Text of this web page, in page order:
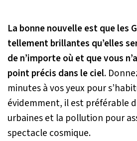
La bonne nouvelle est que les
tellement brillantes qu’elles
de n’importe où et que vous
point précis dans le ciel.
minutes à vos yeux pour
évidemment, il est préférable
urbaines et la pollution pour
spectacle cosmique.